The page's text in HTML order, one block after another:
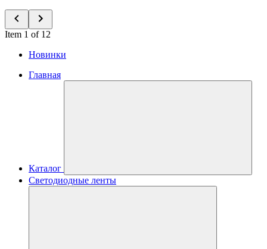
Item 1 of 12
Новинки
Главная
Каталог
Светодиодные ленты